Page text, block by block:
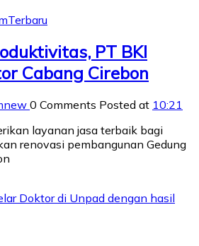
Terbaru
PT BKI
Cabang Cirebon
0 Comments Posted at 10:21
layanan jasa terbaik bagi
renovasi pembangunan Gedung